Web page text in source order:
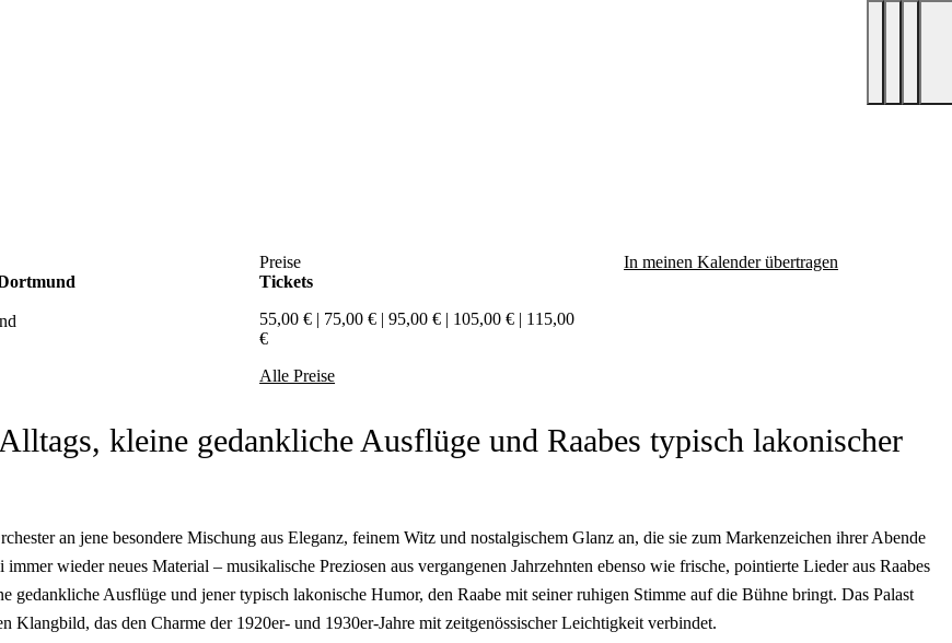
Preise
Tickets
55,00 € | 75,00 € | 95,00 € | 105,00 € | 115,00
€
Alle Preise
In meinen Kalender übertragen
kleine gedankliche Ausflüge und Raabes typisch lakonischer
an jene besondere Mischung aus Eleganz, feinem Witz und nostalgischem Glanz an, die sie zum Markenzeichen ihrer Abende
wieder neues Material – musikalische Preziosen aus vergangenen Jahrzehnten ebenso wie frische, pointierte Lieder aus Raabes
gedankliche Ausflüge und jener typisch lakonische Humor, den Raabe mit seiner ruhigen Stimme auf die Bühne bringt. Das Palast
Klangbild, das den Charme der 1920er- und 1930er-Jahre mit zeitgenössischer Leichtigkeit verbindet.